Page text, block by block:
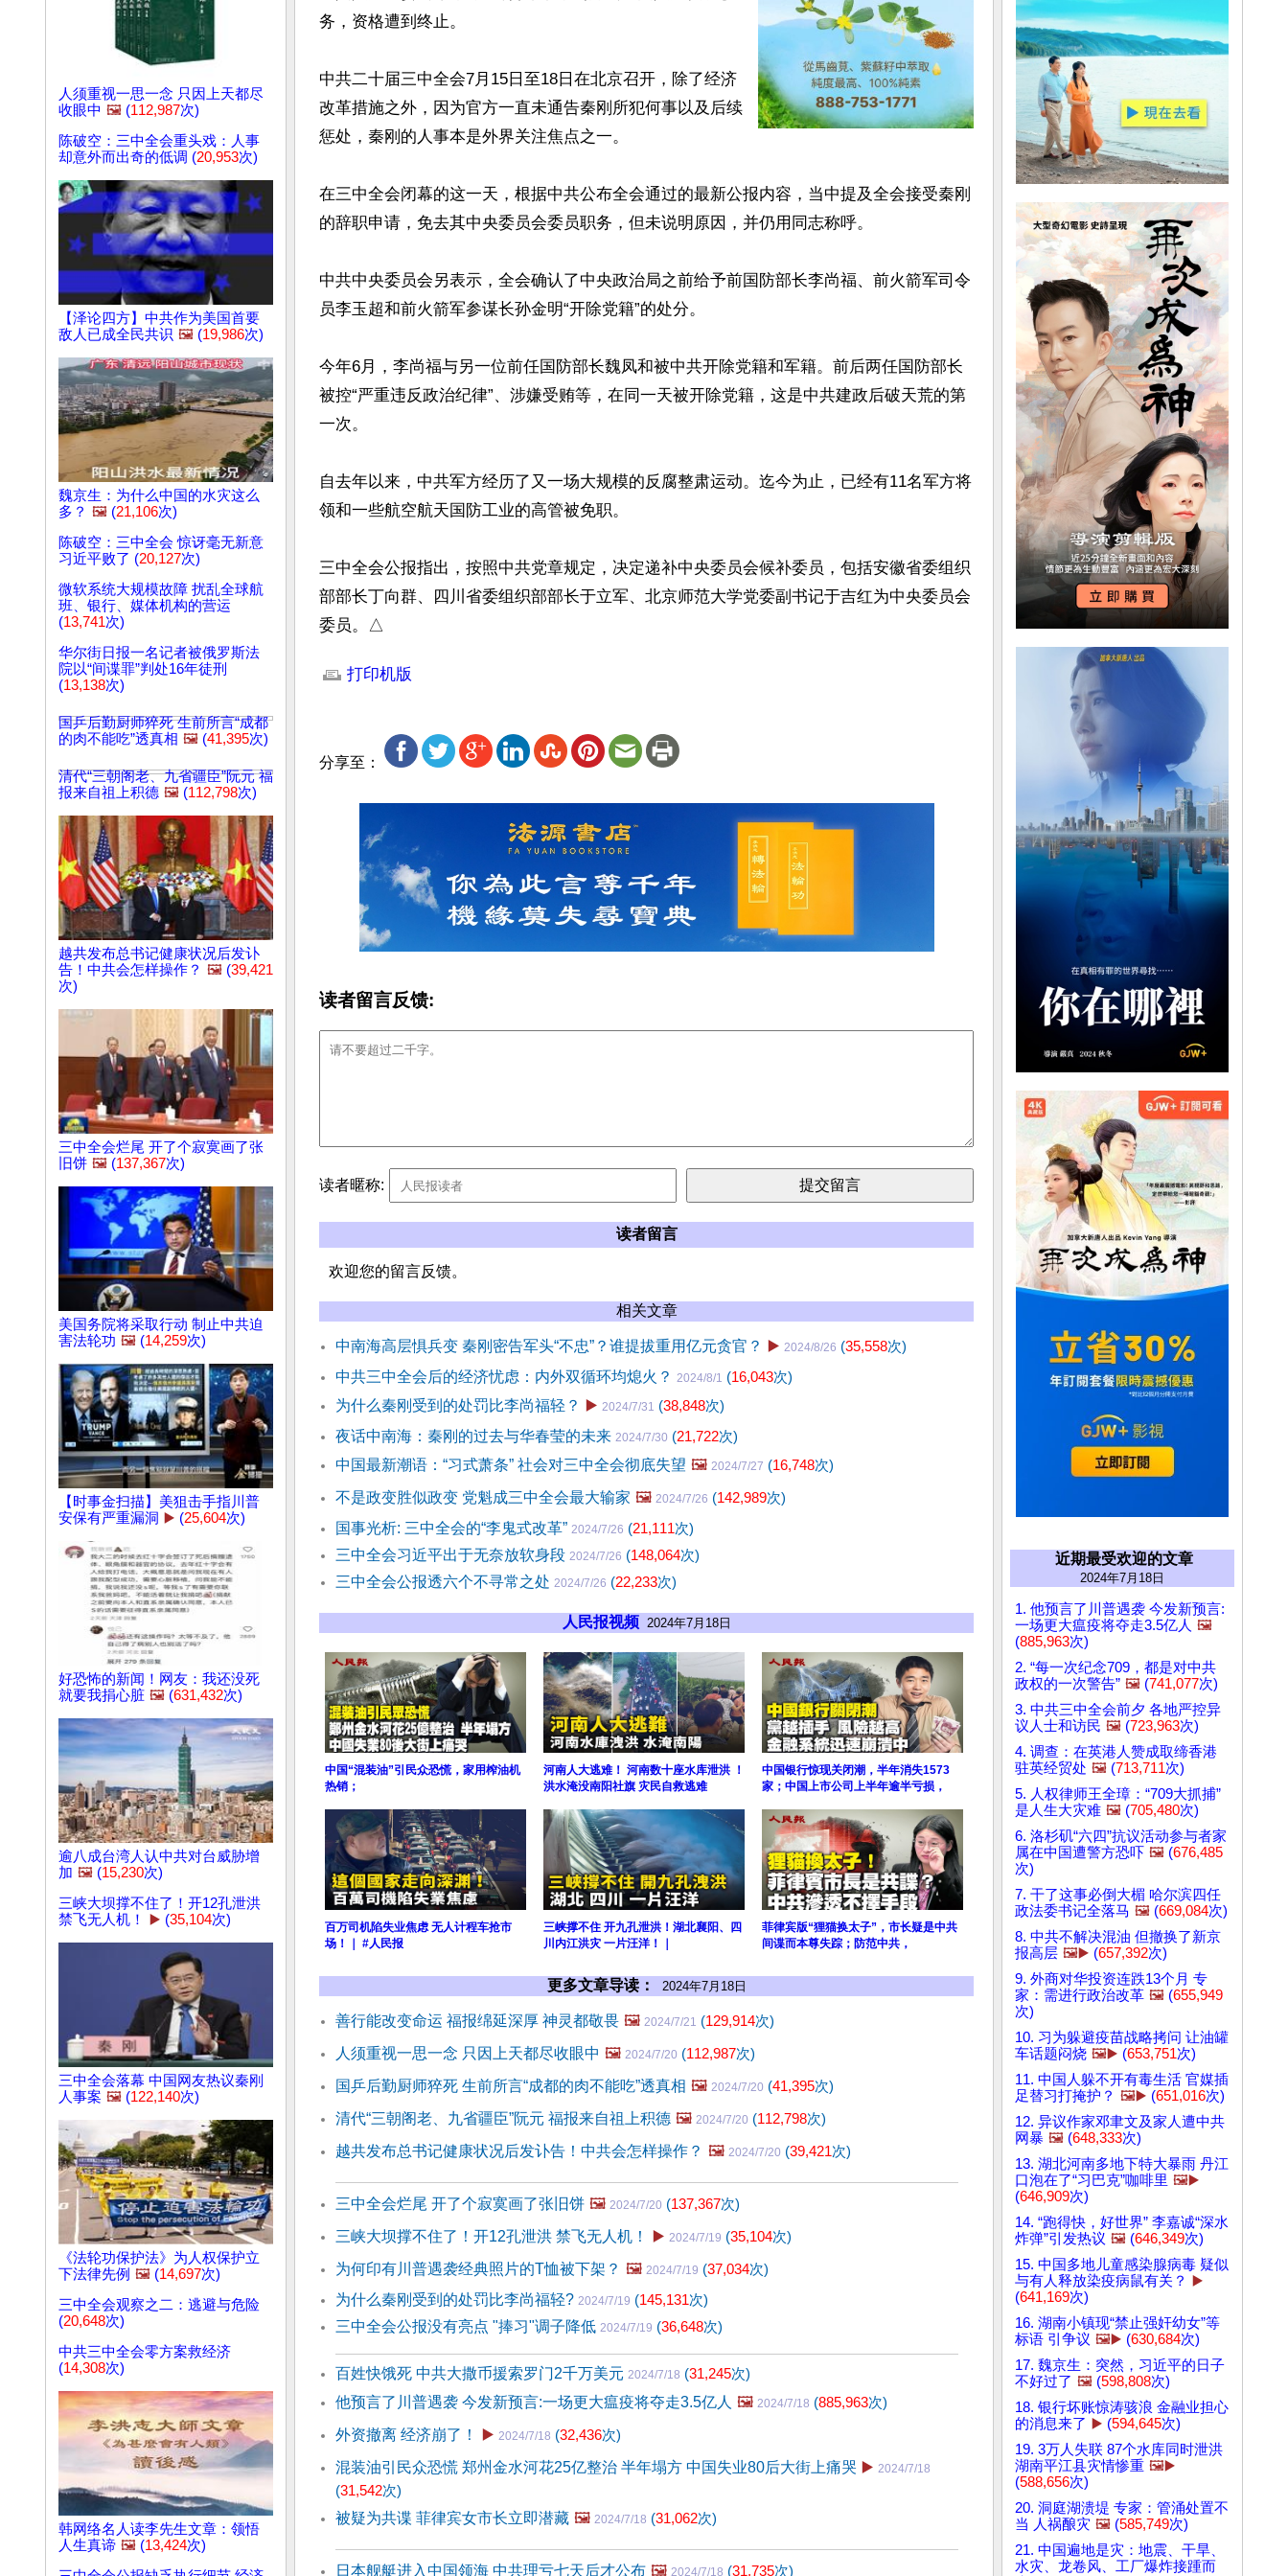
人须重视一思一念 只因上天都尽
收眼中 🖼️ (112,987次)
陈破空：三中全会重头戏：人事
却意外而出奇的低调 (20,953次)
【泽论四方】中共作为美国首要
敌人已成全民共识 🖼️ (19,986次)
魏京生：为什么中国的水灾这么
多？ 🖼️ (21,106次)
陈破空：三中全会 惊讶毫无新意
习近平败了 (20,127次)
微软系统大规模故障 扰乱全球航
班、银行、媒体机构的营运
(13,741次)
华尔街日报一名记者被俄罗斯法
院以“间谍罪”判处16年徒刑
(13,138次)
国乒后勤厨师猝死 生前所言“成都
的肉不能吃”透真相 🖼️ (41,395次)
清代“三朝阁老、九省疆臣”阮元 福
报来自祖上积德 🖼️ (112,798次)
越共发布总书记健康状况后发讣
告！中共会怎样操作？ 🖼️ (39,421
次)
三中全会烂尾 开了个寂寞画了张
旧饼 🖼️ (137,367次)
美国务院将采取行动 制止中共迫
害法轮功 🖼️ (14,259次)
【时事金扫描】美狙击手指川普
安保有严重漏洞 ▶️ (25,604次)
好恐怖的新闻！网友：我还没死
就要我捐心脏 🖼️ (631,432次)
逾八成台湾人认中共对台威胁增
加 🖼️ (15,230次)
三峡大坝撑不住了！开12孔泄洪
禁飞无人机！
▶️ (35,104次)
三中全会落幕 中国网友热议秦刚
人事案 🖼️ (122,140次)
《法轮功保护法》为人权保护立
下法律先例 🖼️ (14,697次)
三中全会观察之二：逃避与危险
(20,648次)
中共三中全会零方案救经济
(14,308次)
韩网络名人读李先生文章：领悟
人生真谛 🖼️ (13,424次)
务，资格遭到终止。
中共二十届三中全会7月15日至18日在北京召开，除了经济
改革措施之外，因为官方一直未通告秦刚所犯何事以及后续
惩处，秦刚的人事本是外界关注焦点之一。
在三中全会闭幕的这一天，根据中共公布全会通过的最新公报内容，当中提及全会接受秦刚
的辞职申请，免去其中央委员会委员职务，但未说明原因，并仍用同志称呼。
中共中央委员会另表示，全会确认了中央政治局之前给予前国防部长李尚福、前火箭军司令
员李玉超和前火箭军参谋长孙金明“开除党籍”的处分。
今年6月，李尚福与另一位前任国防部长魏凤和被中共开除党籍和军籍。前后两任国防部长
被控“严重违反政治纪律”、涉嫌受贿等，在同一天被开除党籍，这是中共建政后破天荒的第
一次。
自去年以来，中共军方经历了又一场大规模的反腐整肃运动。迄今为止，已经有11名军方将
领和一些航空航天国防工业的高管被免职。
三中全会公报指出，按照中共党章规定，决定递补中央委员会候补委员，包括安徽省委组织
部部长丁向群、四川省委组织部部长于立军、北京师范大学党委副书记于吉红为中央委员会
委员。△
打印机版
分享至：
读者留言反馈:
读者暱称:
读者留言
欢迎您的留言反馈。
相关文章
中南海高层惧兵变 秦刚密告军头“不忠”？谁提拔重用亿元贪官？ ▶️ 2024/8/26 (35,558次)
中共三中全会后的经济忧虑：内外双循环均熄火？ 2024/8/1 (16,043次)
为什么秦刚受到的处罚比李尚福轻？ ▶️ 2024/7/31 (38,848次)
夜话中南海：秦刚的过去与华春莹的未来 2024/7/30 (21,722次)
中国最新潮语：“习式萧条” 社会对三中全会彻底失望 🖼️ 2024/7/27 (16,748次)
不是政变胜似政变 党魁成三中全会最大输家 🖼️ 2024/7/26 (142,989次)
国事光析: 三中全会的“李鬼式改革” 2024/7/26 (21,111次)
三中全会习近平出于无奈放软身段 2024/7/26 (148,064次)
三中全会公报透六个不寻常之处 2024/7/26 (22,233次)
人民报视频 2024年7月18日
中国“混装油”引民众恐慌，家用榨油机
热销；
河南人大逃难！ 河南数十座水库泄洪 ！
洪水淹没南阳社旗 灾民自救逃难
中国银行惊现关闭潮，半年消失1573
家；中国上市公司上半年逾半亏损，
百万司机陷失业焦虑 无人计程车抢市
场！｜ #人民报
三峡撑不住 开九孔泄洪！湖北襄阳、四
川内江洪灾 一片汪洋！｜
菲律宾版“狸猫换太子”，市长疑是中共
间谍而本尊失踪；防范中共，
更多文章导读： 2024年7月18日
善行能改变命运 福报绵延深厚 神灵都敬畏 🖼️ 2024/7/21 (129,914次)
人须重视一思一念 只因上天都尽收眼中 🖼️ 2024/7/20 (112,987次)
国乒后勤厨师猝死 生前所言“成都的肉不能吃”透真相 🖼️ 2024/7/20 (41,395次)
清代“三朝阁老、九省疆臣”阮元 福报来自祖上积德 🖼️ 2024/7/20 (112,798次)
越共发布总书记健康状况后发讣告！中共会怎样操作？ 🖼️ 2024/7/20 (39,421次)
三中全会烂尾 开了个寂寞画了张旧饼 🖼️ 2024/7/20 (137,367次)
三峡大坝撑不住了！开12孔泄洪 禁飞无人机！
▶️ 2024/7/19 (35,104次)
为何印有川普遇袭经典照片的T恤被下架？ 🖼️ 2024/7/19 (37,034次)
为什么秦刚受到的处罚比李尚福轻? 2024/7/19 (145,131次)
三中全会公报没有亮点 "捧习"调子降低 2024/7/19 (36,648次)
百姓快饿死 中共大撒币援索罗门2千万美元 2024/7/18 (31,245次)
他预言了川普遇袭 今发新预言:一场更大瘟疫将夺走3.5亿人 🖼️ 2024/7/18 (885,963次)
外资撤离 经济崩了！
▶️ 2024/7/18 (32,436次)
混装油引民众恐慌 郑州金水河花25亿整治 半年塌方 中国失业80后大街上痛哭 ▶️ 2024/7/18
(31,542次)
被疑为共谍 菲律宾女市长立即潜藏 🖼️ 2024/7/18 (31,062次)
日本舰艇进入中国领海 中共理亏七天后才公布 🖼️ 2024/7/18 (31,735次)
近期最受欢迎的文章
2024年7月18日
1. 他预言了川普遇袭 今发新预言:
一场更大瘟疫将夺走3.5亿人 🖼️
(885,963次)
2. “每一次纪念709，都是对中共
政权的一次警告” 🖼️ (741,077次)
3. 中共三中全会前夕 各地严控异
议人士和访民 🖼️ (723,963次)
4. 调查：在英港人赞成取缔香港
驻英经贸处 🖼️ (713,711次)
5. 人权律师王全璋：“709大抓捕”
是人生大灾难 🖼️ (705,480次)
6. 洛杉矶“六四”抗议活动参与者家
属在中国遭警方恐吓 🖼️ (676,485
次)
7. 干了这事必倒大楣 哈尔滨四任
政法委书记全落马 🖼️ (669,084次)
8. 中共不解决混油 但撤换了新京
报高层 🖼️▶️ (657,392次)
9. 外商对华投资连跌13个月 专
家：需进行政治改革 🖼️ (655,949
次)
10. 习为躲避疫苗战略拷问 让油罐
车话题闷烧 🖼️▶️ (653,751次)
11. 中国人躲不开有毒生活 官媒插
足替习打掩护？ 🖼️▶️ (651,016次)
12. 异议作家邓聿文及家人遭中共
网暴 🖼️ (648,333次)
13. 湖北河南多地下特大暴雨 丹江
口泡在了“习巴克”咖啡里 🖼️▶️
(646,909次)
14. “跑得快，好世界” 李嘉诚“深水
炸弹”引发热议 🖼️ (646,349次)
15. 中国多地儿童感染腺病毒 疑似
与有人释放染疫病鼠有关？
▶️
(641,169次)
16. 湖南小镇现“禁止强奸幼女”等
标语 引争议 🖼️▶️ (630,684次)
17. 魏京生：突然，习近平的日子
不好过了 🖼️ (598,808次)
18. 银行坏账惊涛骇浪 金融业担心
的消息来了 ▶️ (594,645次)
19. 3万人失联 87个水库同时泄洪
湖南平江县灾情惨重 🖼️▶️
(588,656次)
20. 洞庭湖溃堤 专家：管涌处置不
当 人祸酿灾 🖼️ (585,749次)
21. 中国遍地是灾：地震、干旱、
水灾、龙卷风、工厂爆炸接踵而